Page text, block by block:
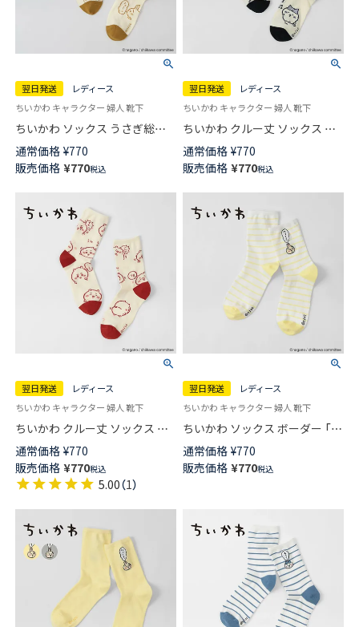
翌日発送
レディース
ちいかわ キャラクター 婦人 靴下
ちいかわ ソックス うさぎ総柄
クルー丈 レディース 【365日最
短翌日発送】 03197029
通常価格 ¥770
販売価格 ¥770税込
翌日発送
レディース
ちいかわ キャラクター 婦人 靴下
ちいかわ クルー丈 ソックス ハ
チワレ総柄 靴下 レディース
【365日最短翌日発送】
03197028
通常価格 ¥770
販売価格 ¥770税込
翌日発送
レディース
ちいかわ キャラクター 婦人 靴下
ちいかわ クルー丈 ソックス ち
いかわ総柄 レディース 【365日
最短翌日発送】 03197027
通常価格 ¥770
販売価格 ¥770税込
5.00（1）
翌日発送
レディース
ちいかわ キャラクター 婦人 靴下
ちいかわ ソックス ボーダー 「ハ
ァ～？」 ワンポイント うさぎ刺
繍 クルー丈 レディース 【365日
最短翌日発送】 03197026
通常価格 ¥770
販売価格 ¥770税込